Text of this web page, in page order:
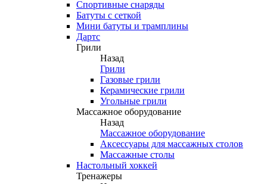
Спортивные снаряды
Батуты с сеткой
Мини батуты и трамплины
Дартс
Грили
Назад
Грили
Газовые грили
Керамические грили
Угольные грили
Массажное оборудование
Назад
Массажное оборудование
Аксессуары для массажных столов
Массажные столы
Настольный хоккей
Тренажеры